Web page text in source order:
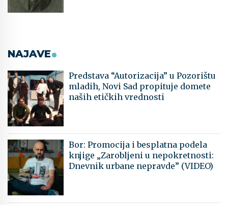
NAJAVE
Predstava “Autorizacija” u Pozorištu
mladih, Novi Sad propituje domete
naših etičkih vrednosti
Bor: Promocija i besplatna podela
knjige „Zarobljeni u nepokretnosti:
Dnevnik urbane nepravde” (VIDEO)